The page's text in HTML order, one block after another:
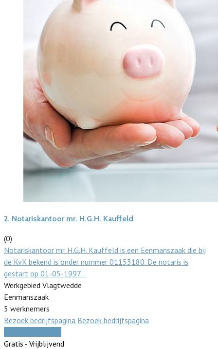
2. Notariskantoor mr. H.G.H. Kauffeld
(0)
Notariskantoor mr. H.G.H. Kauffeld is een Eenmanszaak die bij
de KvK bekend is onder nummer 01153180. De notaris is
gestart op 01-05-1997…
Werkgebied Vlagtwedde
Eenmanszaak
5 werknemers
Bezoek bedrijfspagina Bezoek bedrijfspagina
Gratis - Vrijblijvend